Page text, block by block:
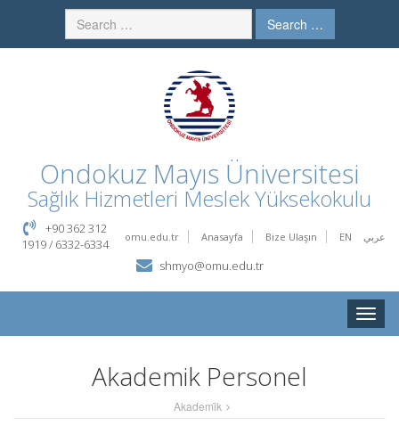
Search …
Ondokuz Mayıs Üniversitesi
Sağlık Hizmetleri Meslek Yüksekokulu
omu.edu.tr Anasayfa Bize Ulaşın EN عربي
+90 362 312
1919 / 6332-6334
shmyo@omu.edu.tr
Toggle
Akademik Personel
Akademi̇k